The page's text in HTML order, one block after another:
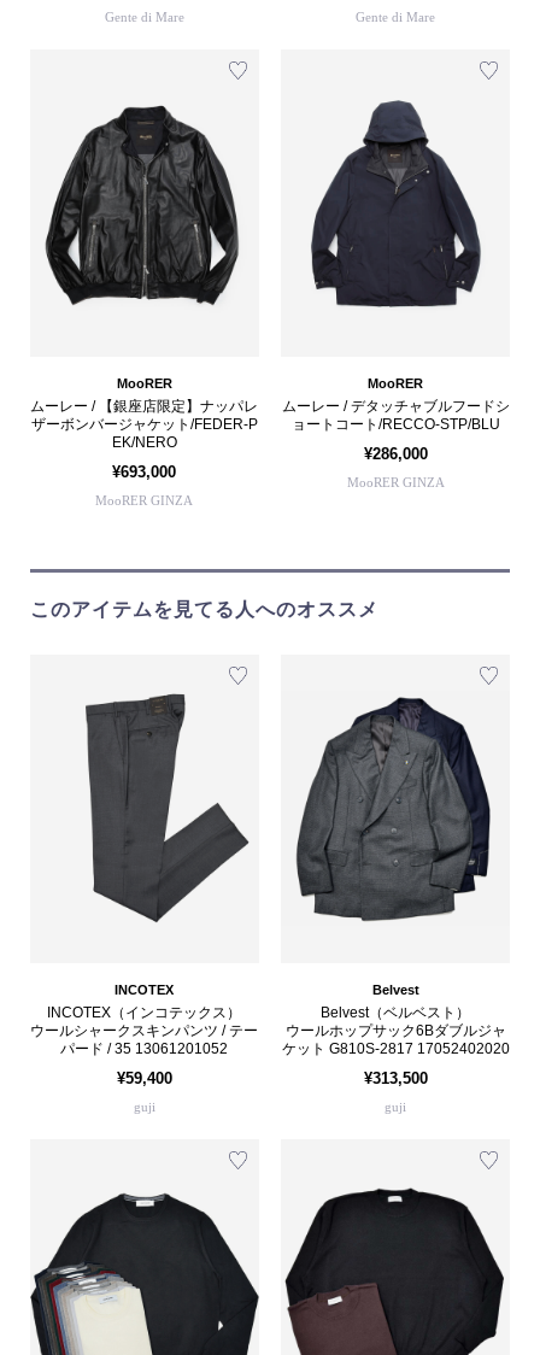
Gente di Mare Gente di Mare
MooRER
ムーレー / 【銀座店限定】ナッパレ
ザーボンバージャケット/FEDER-P
EK/NERO
¥693,000
MooRER GINZA
MooRER
ムーレー / デタッチャブルフードシ
ョートコート/RECCO-STP/BLU
¥286,000
MooRER GINZA
このアイテムを見てる人へのオススメ
INCOTEX
INCOTEX（インコテックス）
ウールシャークスキンパンツ / テー
パード / 35 13061201052
¥59,400
guji
Belvest
Belvest（ベルベスト）
ウールホップサック6Bダブルジャ
ケット G810S-2817 17052402020
¥313,500
guji